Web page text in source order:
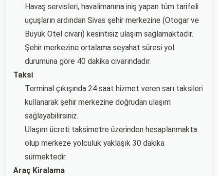
Havaş servisleri, havalimanına iniş yapan tüm tarifeli
uçuşların ardından Sivas şehir merkezine (Otogar ve
Büyük Otel civarı) kesintisiz ulaşım sağlamaktadır.
Şehir merkezine ortalama seyahat süresi yol
durumuna göre 40 dakika civarındadır.
Taksi
Terminal çıkışında 24 saat hizmet veren sarı taksileri
kullanarak şehir merkezine doğrudan ulaşım
sağlayabilirsiniz.
Ulaşım ücreti taksimetre üzerinden hesaplanmakta
olup merkeze yolculuk yaklaşık 30 dakika
sürmektedir.
Araç Kiralama